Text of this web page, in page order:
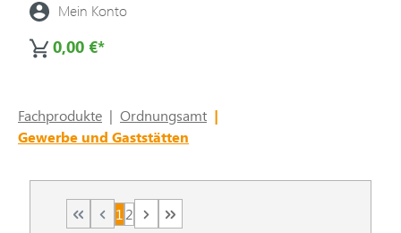
Mein Konto
0,00 €*
Fachprodukte | Ordnungsamt |
Gewerbe und Gaststätten
Seite
1 Seite
2